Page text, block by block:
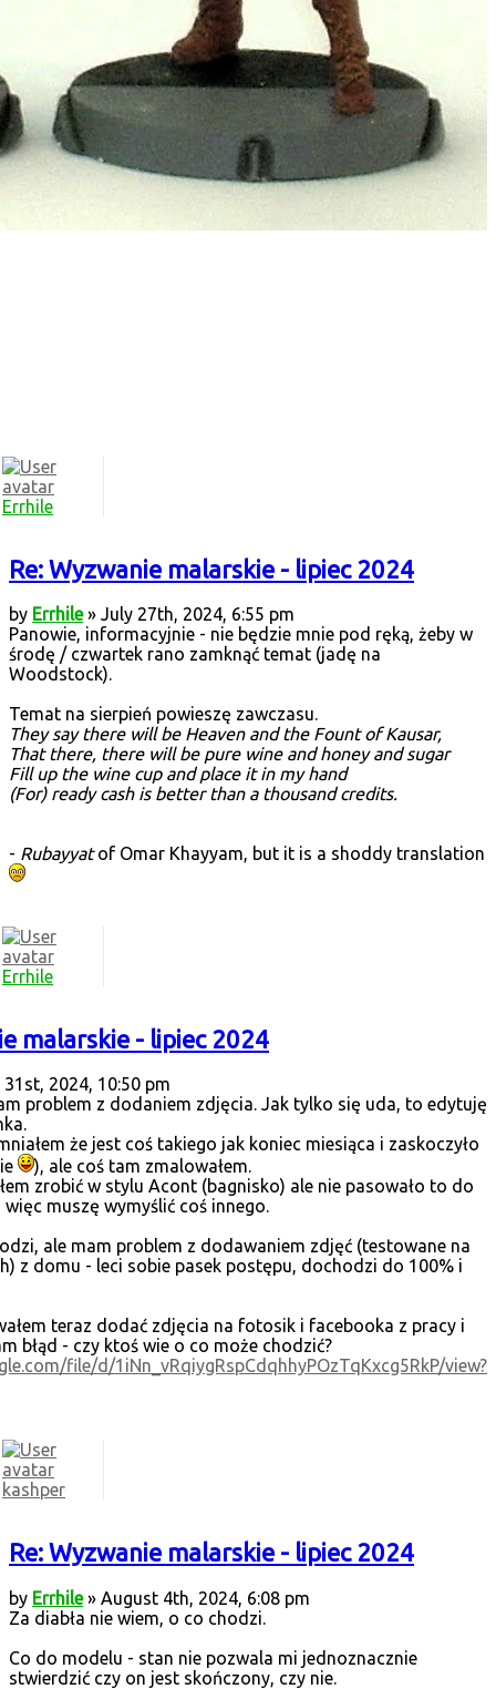
Errhile
Re: Wyzwanie malarskie - lipiec 2024
by Errhile» July 27th, 2024, 6:55 pm
Panowie, informacyjnie - nie będzie mnie pod ręką, żeby w
środę / czwartek rano zamknąć temat (jadę na
Woodstock).
Temat na sierpień powieszę zawczasu.
They say there will be Heaven and the Fount of Kausar,
That there, there will be pure wine and honey and sugar
Fill up the wine cup and place it in my hand
(For) ready cash is better than a thousand credits.
- Rubayyatof Omar Khayyam, but it is a shoddy translation
Errhile
malarskie - lipiec 2024
2024, 10:50 pm
problem z dodaniem zdjęcia. Jak tylko się uda, to edytuję
że jest coś takiego jak koniec miesiąca i zaskoczyło
), ale coś tam zmalowałem.
zrobić w stylu Acont (bagnisko) ale nie pasowało to do
więc muszę wymyślić coś innego.
ale mam problem z dodawaniem zdjęć (testowane na
z domu - leci sobie pasek postępu, dochodzi do 100% i
teraz dodać zdjęcia na fotosik i facebooka z pracy i
błąd - czy ktoś wie o co może chodzić?
file/d/1iNn_vRqiygRspCdqhhyPOzTqKxcg5RkP/view?
kashper
Re: Wyzwanie malarskie - lipiec 2024
by Errhile» August 4th, 2024, 6:08 pm
Za diabła nie wiem, o co chodzi.
Co do modelu - stan nie pozwala mi jednoznacznie
stwierdzić czy on jest skończony, czy nie.